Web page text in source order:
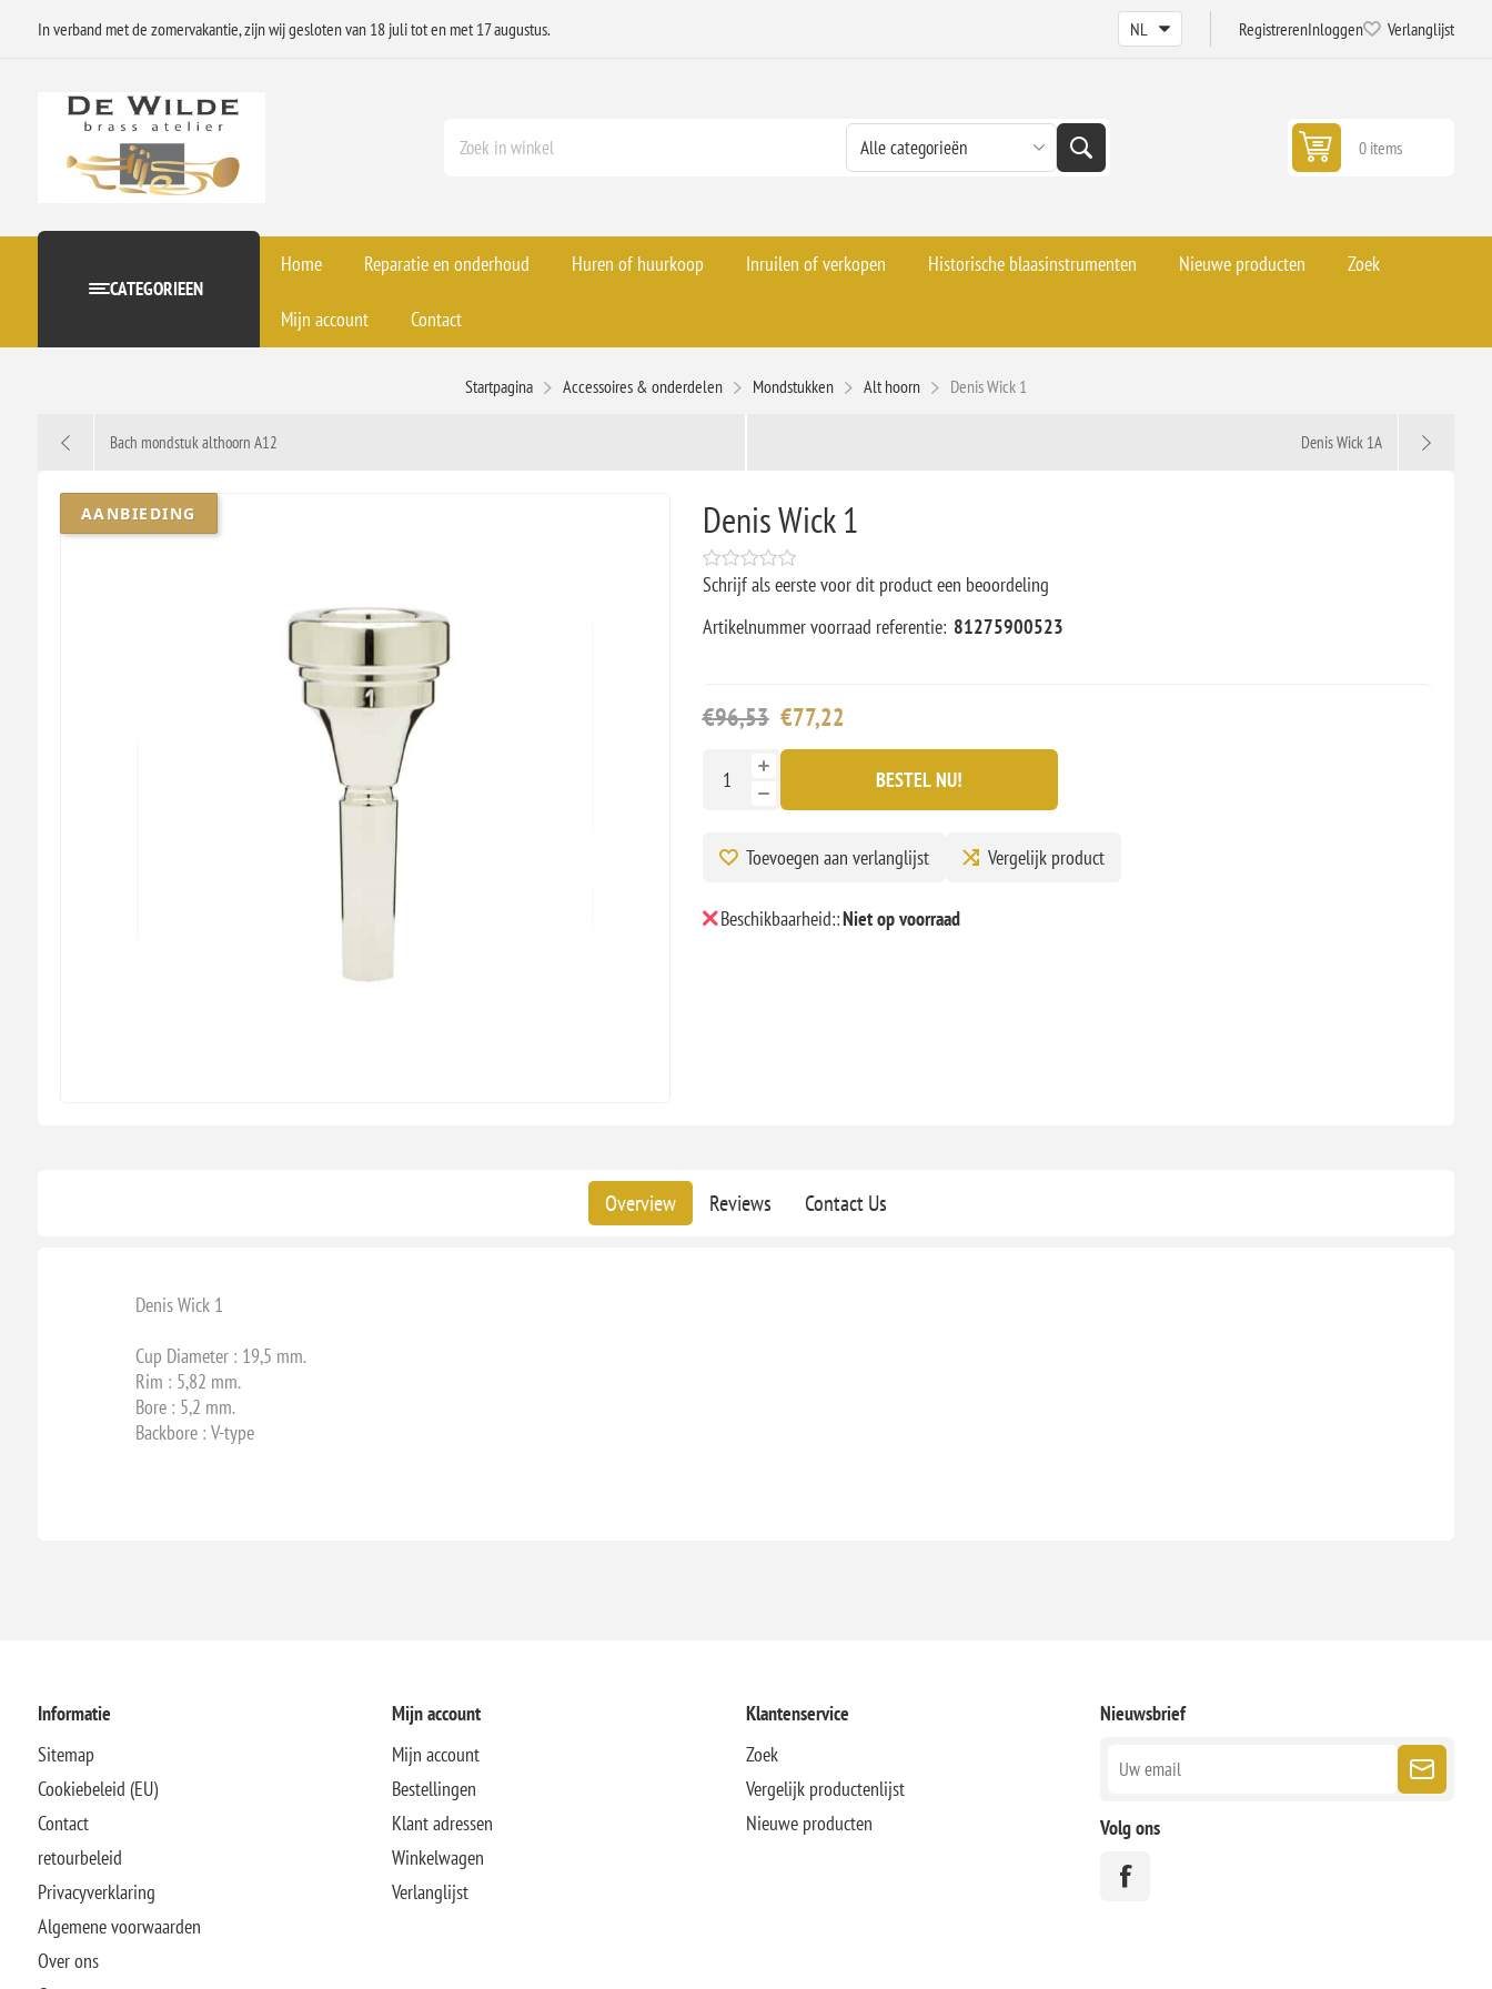
In verband met de zomervakantie, zijn wij gesloten van 18 juli tot en met 17 augustus. RegistrerenInloggen Verlanglijst
0 items
CATEGORIEEN
Home Reparatie en onderhoud Huren of huurkoop Inruilen of verkopen Historische blaasinstrumenten Nieuwe producten Zoek
Mijn account Contact
Startpagina Accessoires & onderdelen Mondstukken Alt hoorn Denis Wick 1
Bach mondstuk althoorn A12 Denis Wick 1A
AANBIEDING Denis Wick 1
Schrijf als eerste voor dit product een beoordeling
Artikelnummer voorraad referentie: 81275900523
€96,53 €77,22
BESTEL NU!
Toevoegen aan verlanglijst Vergelijk product
Beschikbaarheid::Niet op voorraad
Overview Reviews Contact Us
Denis Wick 1
Cup Diameter : 19,5 mm.
Rim : 5,82 mm.
Bore : 5,2 mm.
Backbore : V-type
Informatie
Sitemap
Cookiebeleid (EU)
Contact
retourbeleid
Privacyverklaring
Algemene voorwaarden
Over ons
Mijn account
Mijn account
Bestellingen
Klant adressen
Winkelwagen
Verlanglijst
Klantenservice
Zoek
Vergelijk productenlijst
Nieuwe producten
Nieuwsbrief
Volg ons